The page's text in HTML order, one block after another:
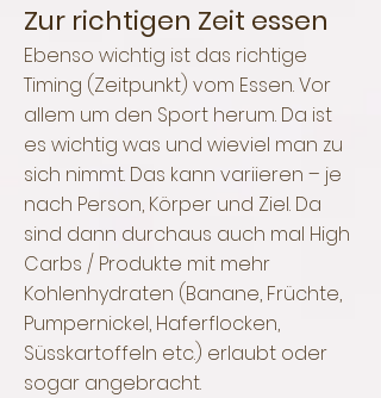
Zur richtigen Zeit essen
Ebenso wichtig ist das richtige
Timing (Zeitpunkt) vom Essen. Vor
allem um den Sport herum. Da ist
es wichtig was und wieviel man zu
sich nimmt. Das kann variieren – je
nach Person, Körper und Ziel. Da
sind dann durchaus auch mal High
Carbs / Produkte mit mehr
Kohlenhydraten (Banane, Früchte,
Pumpernickel, Haferflocken,
Süsskartoffeln etc.) erlaubt oder
sogar angebracht.